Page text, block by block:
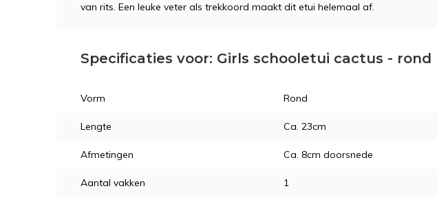
van rits. Een leuke veter als trekkoord maakt dit etui helemaal af.
Specificaties voor: Girls schooletui cactus - rond
Vorm Rond
Lengte Ca. 23cm
Afmetingen Ca. 8cm doorsnede
Aantal vakken 1